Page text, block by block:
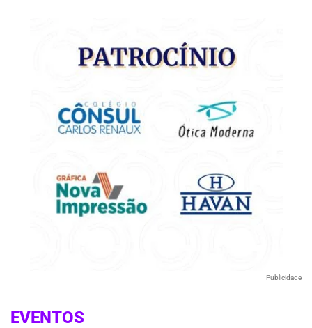
Publicidade
EVENTOS